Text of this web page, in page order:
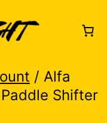
/ Alfa
Shifter